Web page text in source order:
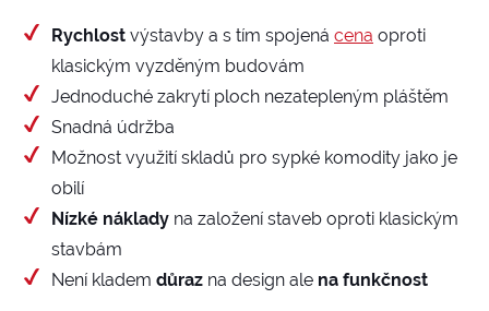
Rychlost výstavby a s tím spojená cena oproti
klasickým vyzděným budovám
Jednoduché zakrytí ploch nezatepleným pláštěm
Snadná údržba
Možnost využití skladů pro sypké komodity jako je
obilí
Nízké náklady na založení staveb oproti klasickým
stavbám
Není kladem důraz na design ale na funkčnost